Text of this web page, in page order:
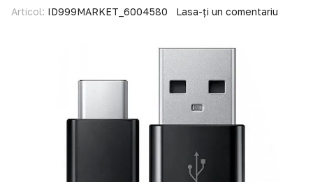
Articol: ID999MARKET_6004580 Lasa-ți un comentariu